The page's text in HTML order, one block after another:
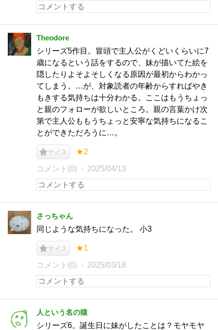
Theodore
シリーズ5作目。冒頭で主人公がくどいくらいに7
歳になるという話をするので、妹が描いてた絵を
隠したりよそよそしくなる原因が最初からわかっ
てしまう。…が、対象読者の年齢からすればやき
もきする気持ちは十分わかる。ここはもうちょっ
と親のフォローが欲しいところ。親の言葉かけ次
第で主人公ももうちょっと安寧な気持ちになるこ
とができただろうに…。
ナイス ★2
コメント(0) 2025/04/13
さっちゃん
同じような気持ちになった。 小3
ナイス ★1
コメント(0) 2025/03/18
人という名の猿
シリーズ6。誕生日に妹がしたことは？モヤモヤ